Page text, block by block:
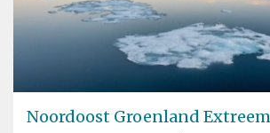
Noordoost Groenland Extreem